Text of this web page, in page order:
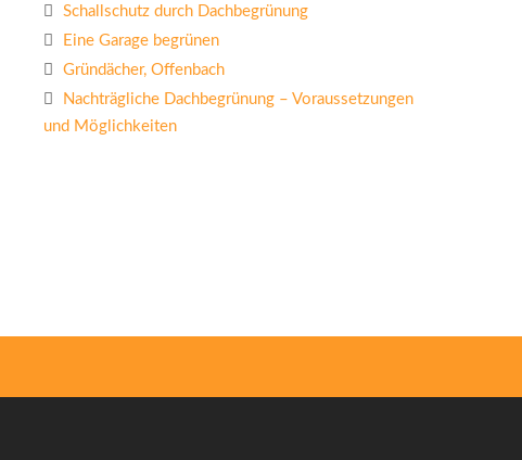
Schallschutz durch Dachbegrünung
Eine Garage begrünen
Gründächer, Offenbach
Nachträgliche Dachbegrünung – Voraussetzungen
und Möglichkeiten